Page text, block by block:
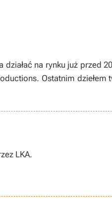
działać na rynku już
Ostatnim
LKA.